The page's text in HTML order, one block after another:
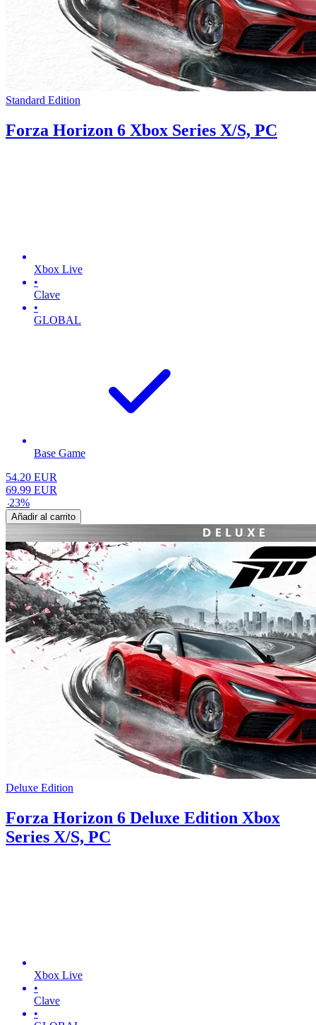
Standard Edition
Forza Horizon 6 Xbox Series X/S, PC
Xbox Live
•
Clave
•
GLOBAL
Base Game
54.20 EUR
69.99 EUR
-23%
Añadir al carrito
Deluxe Edition
Forza Horizon 6 Deluxe Edition Xbox
Series X/S, PC
Xbox Live
•
Clave
•